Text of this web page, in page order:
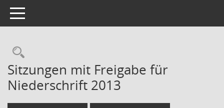
Toggle navigation
Rechercheauswahl
Sitzungen mit Freigabe für
Niederschrift 2013